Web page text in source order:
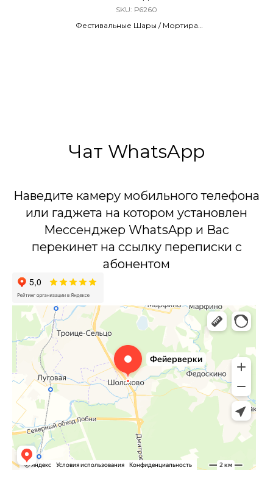
SKU: Р6260
Фестивальные Шары / Мортира
Чат WhatsApp
Наведите камеру мобильного телефона
или гаджета на котором установлен
Мессенджер WhatsApp и Вас
перекинет на ссылку переписки с
абонентом